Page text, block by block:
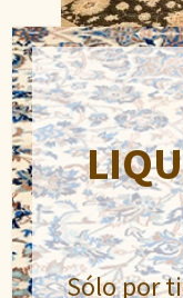
Sólo por